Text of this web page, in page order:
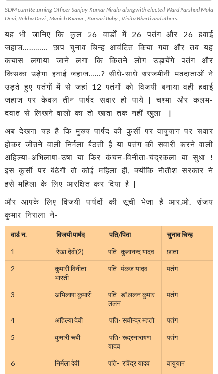
SDM cum Returning Officer Sanjay Kumar Nirala alongwith elected Ward Parshad Mala
Devi, Rekha Devi , Manish Kumar , Kumari Ruby , Vinita Bharti and others.
यह भी जानिए कि कुल 26 वार्डों में 26 पतंग और 26 हवाई
जहाज………… छाप चुनाव चिन्ह आवंटित किया गया और तब यह
कयास लगाया जाने लगा कि कितने लोग उड़ायेंगे पतंग और
किसका उड़ेगा हवाई जहाज……? सीधे-साधे सरजमीनी मतदाताओं ने
उड़ते हुए पतंगों में से जहां 12 पतंगों को विजयी बनाया वही हवाई
जहाज पर केवल तीन पार्षद सवार हो पाये | चश्मा और कलम-
दवात से लिखने वालों का तो खाता तक नहीं खुला |
अब देखना यह है कि मुख्य पार्षद की कुर्सी पर वायुयान पर सवार
होकर जीतने वाली निर्मला बैठती है या पतंग की सवारी करने वाली
अहिल्या-अभिलाषा-उषा या फिर कंचन-विनीता-चंद्रकला या सुधा !
इस कुर्सी पर बैठेगी तो कोई महिला ही, क्योंकि नीतीश सरकार ने
इसे महिला के लिए आरक्षित कर दिया है |
और आपके लिए विजयी पार्षदों की सूची भेजा है आर.ओ. संजय
कुमार निराला ने-
वार्ड न. विजयी पार्षद पति/पिता चुनाव चिन्ह
1 रेखा देवी(2) पति- कुलानन्द यादव छाता
2
कुमारी विनीता
भारती
पति- पंकज यादव पतंग
3 अभिलाषा कुमारी
पति- डॉ.ललन कुमार
ललन
पतंग
4 अहिल्या देवी पति- सचीन्द्र महतो पतंग
5 कुमारी रूबी
पति- रूद्रनारायण
यादव
पतंग
6 निर्मला देवी पति- रविंद्र यादव वायुयान